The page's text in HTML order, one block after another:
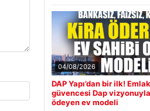
04/08/2026
DAP Yapı’dan bir ilk!
güvencesi Dap
ödeyen ev modeli